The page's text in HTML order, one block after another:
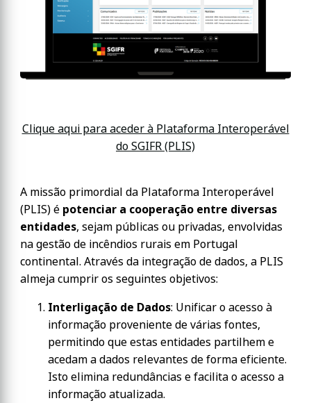
Clique aqui para aceder à Plataforma Interoperável
do SGIFR (PLIS)
A missão primordial da Plataforma Interoperável
(PLIS) é potenciar a cooperação entre diversas
entidades, sejam públicas ou privadas, envolvidas
na gestão de incêndios rurais em Portugal
continental. Através da integração de dados, a PLIS
almeja cumprir os seguintes objetivos:
Interligação de Dados: Unificar o acesso à
informação proveniente de várias fontes,
permitindo que estas entidades partilhem e
acedam a dados relevantes de forma eficiente.
Isto elimina redundâncias e facilita o acesso a
informação atualizada.